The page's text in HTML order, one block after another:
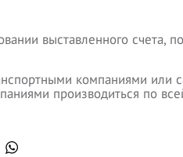
выставленного счета,
компаниями или
производиться по